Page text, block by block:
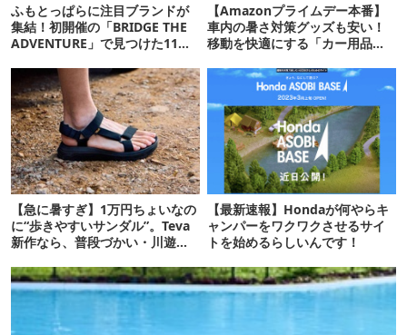
ふもとっぱらに注目ブランドが
集結！初開催の「BRIDGE THE
ADVENTURE」で見つけた11の
【Amazonプライムデー本番】
車内の暑さ対策グッズも安い！
移動を快適にする「カー用品」
【急に暑すぎ】1万円ちょいなの
に“歩きやすいサンダル”。Teva
新作なら、普段づかい・川遊
【最新速報】Hondaが何やらキ
ャンパーをワクワクさせるサイ
トを始めるらしいんです！